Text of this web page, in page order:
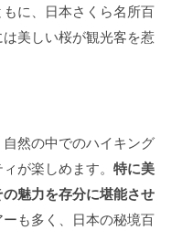
に、日本さくら名所百
美しい桜が観光客を惹
自然の中でのハイキング
が楽しめます。 特に美
魅力を存分に堪能させ
も多く、日本の秘境百